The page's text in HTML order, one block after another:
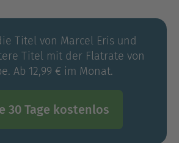
Titel von Marcel Eris und
Titel mit der Flatrate von
Ab 12,99 € im Monat.
30 Tage kostenlos